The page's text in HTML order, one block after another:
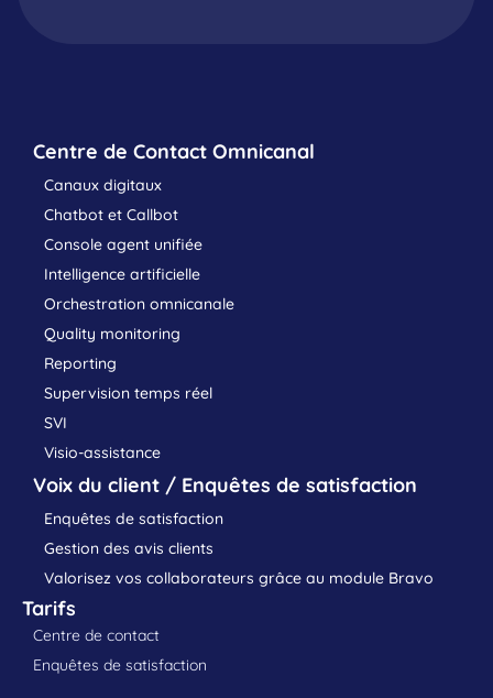
Centre de Contact Omnicanal
Canaux digitaux
Chatbot et Callbot
Console agent unifiée
Intelligence artificielle
Orchestration omnicanale
Quality monitoring
Reporting
Supervision temps réel
SVI
Visio-assistance
Voix du client / Enquêtes de satisfaction
Enquêtes de satisfaction
Gestion des avis clients
Valorisez vos collaborateurs grâce au module Bravo
Tarifs
Centre de contact
Enquêtes de satisfaction